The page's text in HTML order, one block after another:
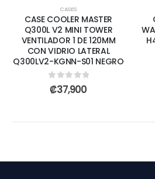
CASES
CASE COOLER MASTER
Q300L V2 MINI TOWER
VENTILADOR 1 DE 120MM
CON VIDRIO LATERAL
Q300LV2-KGNN-S01 NEGRO
0out of 5
₡37,900